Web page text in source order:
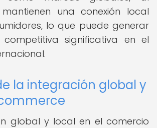
una conexión local
lo que puede generar
significativa en el
la integración global y
global y local en el comercio